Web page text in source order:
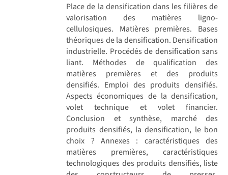
Place de la densification dans les filières de
valorisation des matières ligno-
cellulosiques. Matières premières. Bases
théoriques de la densification. Densification
industrielle. Procédés de densification sans
liant. Méthodes de qualification des
matières premières et des produits
densifiés. Emploi des produits densifiés.
Aspects économiques de la densification,
volet technique et volet financier.
Conclusion et synthèse, marché des
produits densifiés, la densification, le bon
choix ? Annexes : caractéristiques des
matières premières, caractéristiques
technologiques des produits densifiés, liste